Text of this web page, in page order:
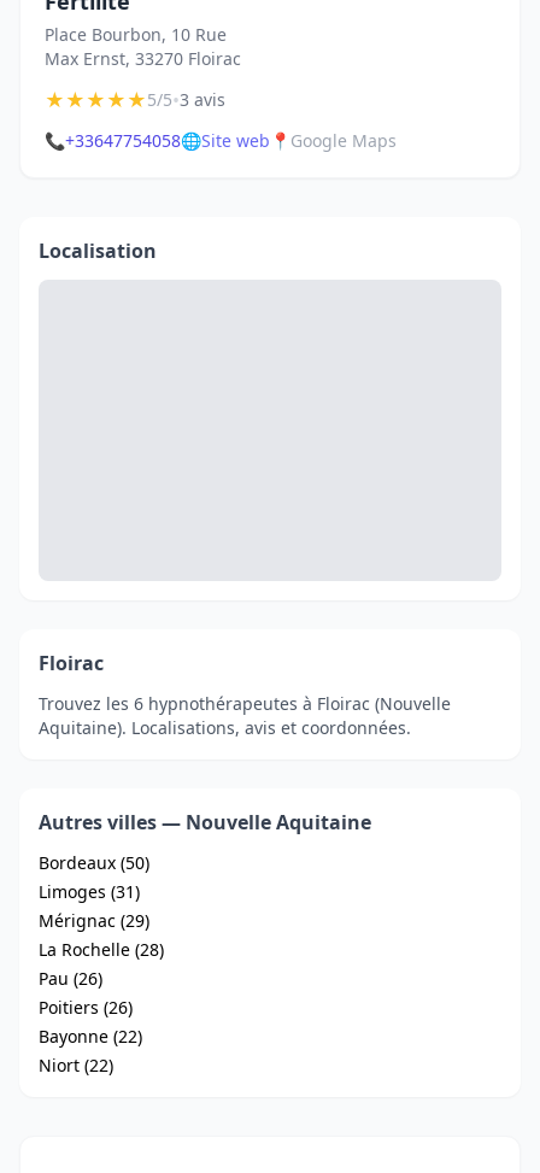
Place Bourbon, 10 Rue
Max Ernst, 33270 Floirac
★★★★★5/5•3 avis
📞+33647754058🌐Site web 📍 Google Maps
Localisation
Floirac
Trouvez les 6 hypnothérapeutes à Floirac (Nouvelle
Aquitaine). Localisations, avis et coordonnées.
Autres villes — Nouvelle Aquitaine
Bordeaux (50)
Limoges (31)
Mérignac (29)
La Rochelle (28)
Pau (26)
Poitiers (26)
Bayonne (22)
Niort (22)